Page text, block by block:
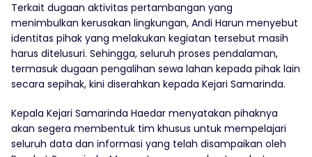
Terkait dugaan aktivitas pertambangan yang
menimbulkan kerusakan lingkungan, Andi Harun menyebut
identitas pihak yang melakukan kegiatan tersebut masih
harus ditelusuri. Sehingga, seluruh proses pendalaman,
termasuk dugaan pengalihan sewa lahan kepada pihak lain
secara sepihak, kini diserahkan kepada Kejari Samarinda.
Kepala Kejari Samarinda Haedar menyatakan pihaknya
akan segera membentuk tim khusus untuk mempelajari
seluruh data dan informasi yang telah disampaikan oleh